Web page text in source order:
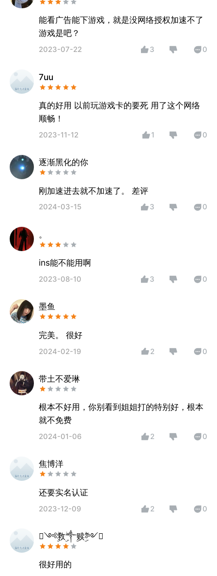
能看广告能下游戏，就是没网络授权加速不了
游戏是吧？
2023-07-22 3 0
7uu
真的好用 以前玩游戏卡的要死 用了这个网络
顺畅！
2023-11-12 1 0
逐渐黑化的你
刚加速进去就不加速了。 差评
2024-03-15 3 0
。
ins能不能用啊
2023-08-10 3 0
墨鱼
完美。 很好
2024-02-19 2 0
带土不爱琳
根本不好用，你别看到姐姐打的特别好，根本
就不免费
2024-01-06 2 0
焦博洋
还要实名认证
2023-12-09 2 0
༺ۣۖ救ۣۖ༒ۣ赎ۣۖ༻
很好用的